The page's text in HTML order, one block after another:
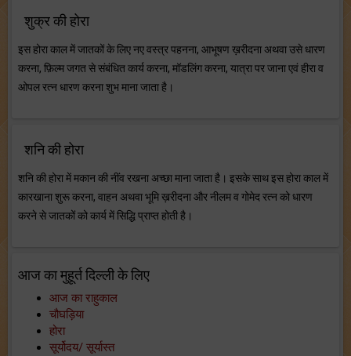
शुक्र की होरा
इस होरा काल में जातकों के लिए नए वस्त्र पहनना, आभूषण ख़रीदना अथवा उसे धारण
करना, फ़िल्म जगत से संबंधित कार्य करना, मॉडलिंग करना, यात्रा पर जाना एवं हीरा व
ओपल रत्न धारण करना शुभ माना जाता है।
शनि की होरा
शनि की होरा में मकान की नींव रखना अच्छा माना जाता है। इसके साथ इस होरा काल में
कारखाना शुरू करना, वाहन अथवा भूमि ख़रीदना और नीलम व गोमेद रत्न को धारण
करने से जातकों को कार्य में सिद्धि प्राप्त होती है।
आज का मुहूर्त दिल्ली के लिए
आज का राहुकाल
चौघड़िया
होरा
सूर्योदय/ सूर्यास्त